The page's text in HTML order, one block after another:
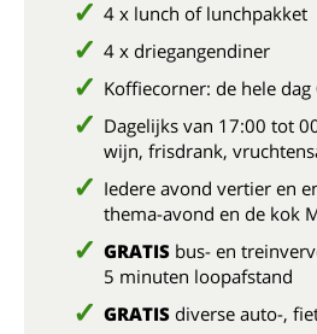
4 x lunch of lunchpakket
4 x driegangendiner
Koffiecorner: de hele dag
Dagelijks van 17:00 tot
wijn, frisdrank,
Iedere avond vertier en
thema-avond en de kok
GRATIS bus- en
5 minuten loopafstand
GRATIS diverse auto-,